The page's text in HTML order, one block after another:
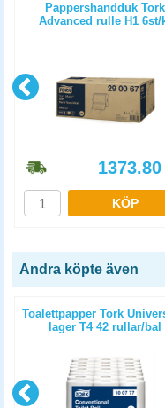
Pappershandduk Tork
Advanced rulle H1 6st/
1373.80
KÖP
Andra köpte även
Toalettpapper Tork
lager T4 42 rullar/bal